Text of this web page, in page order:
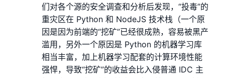
们对各个源的安全调查和分析后发现，“投毒”的
重灾区在 Python 和 NodeJS 技术栈（一个原
因是因为前端的“挖矿”已经很成熟，容易被黑产
滥用，另外一个原因是 Python 的机器学习库
相当丰富，加上机器学习配套的计算环境性能
强悍，导致“挖矿”的收益会比入侵普通 IDC 主